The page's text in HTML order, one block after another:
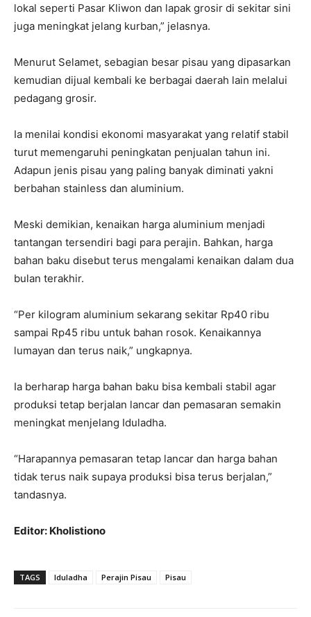
lokal seperti Pasar Kliwon dan lapak grosir di sekitar sini
juga meningkat jelang kurban,” jelasnya.
Menurut Selamet, sebagian besar pisau yang dipasarkan
kemudian dijual kembali ke berbagai daerah lain melalui
pedagang grosir.
Ia menilai kondisi ekonomi masyarakat yang relatif stabil
turut memengaruhi peningkatan penjualan tahun ini.
Adapun jenis pisau yang paling banyak diminati yakni
berbahan stainless dan aluminium.
Meski demikian, kenaikan harga aluminium menjadi
tantangan tersendiri bagi para perajin. Bahkan, harga
bahan baku disebut terus mengalami kenaikan dalam dua
bulan terakhir.
“Per kilogram aluminium sekarang sekitar Rp40 ribu
sampai Rp45 ribu untuk bahan rosok. Kenaikannya
lumayan dan terus naik,” ungkapnya.
Ia berharap harga bahan baku bisa kembali stabil agar
produksi tetap berjalan lancar dan pemasaran semakin
meningkat menjelang Iduladha.
“Harapannya pemasaran tetap lancar dan harga bahan
tidak terus naik supaya produksi bisa terus berjalan,”
tandasnya.
Editor: Kholistiono
TAGS Iduladha Perajin Pisau Pisau